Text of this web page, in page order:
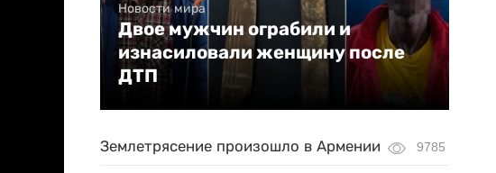
Новости мира
Двое мужчин ограбили и
изнасиловали женщину после
ДТП
Землетрясение произошло в Армении 9785